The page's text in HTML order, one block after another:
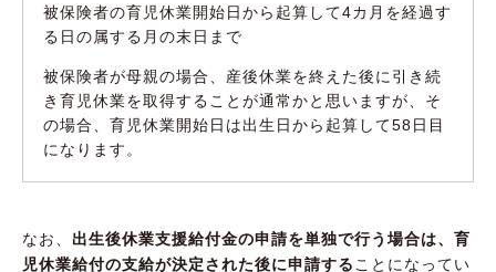
被保険者の育児休業開始日から起算して4カ月を経過す
る日の属する月の末日まで
被保険者が母親の場合、産後休業を終えた後に引き続
き育児休業を取得することが通常かと思いますが、そ
の場合、育児休業開始日は出生日から起算して58日目
になります。
なお、 出生後休業支援給付金の申請を単独で行う場合は、育
児休業給付の支給が決定された後に申請することになってい